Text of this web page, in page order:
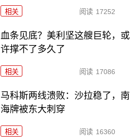
相关 阅读 17252
血条见底？美利坚这艘巨轮，或
许撑不了多久了
相关 阅读 17086
马科斯两线溃败：沙拉稳了，南
海牌被东大刺穿
相关 阅读 16360